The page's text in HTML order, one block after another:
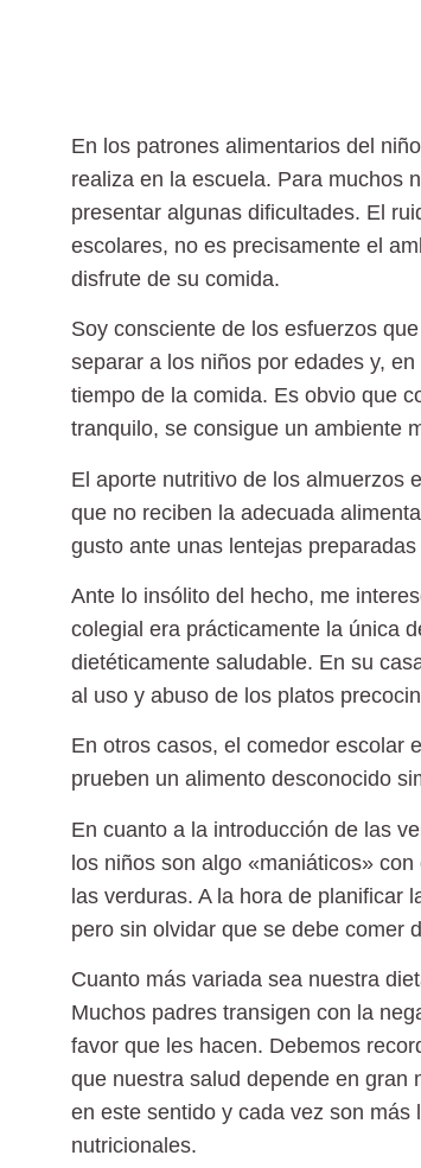
En los patrones alimentarios del
realiza en la escuela. Para muchos
presentar algunas dificultades. El
escolares, no es precisamente el
disfrute de su comida.
Soy consciente de los esfuerzos
separar a los niños por edades y,
tiempo de la comida. Es obvio que
tranquilo, se consigue un ambiente
El aporte nutritivo de los almuerzos
que no reciben la adecuada
gusto ante unas lentejas
Ante lo insólito del hecho, me
colegial era prácticamente la única
dietéticamente saludable. En su
al uso y abuso de los platos
En otros casos, el comedor escolar
prueben un alimento desconocido
En cuanto a la introducción de las
los niños son algo «maniáticos»
las verduras. A la hora de planificar
pero sin olvidar que se debe comer
Cuanto más variada sea nuestra
Muchos padres transigen con la
favor que les hacen. Debemos
que nuestra salud depende en gran
en este sentido y cada vez son
nutricionales.